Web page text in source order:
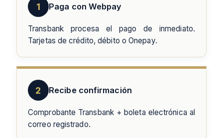
1 Paga con Webpay
Transbank procesa el pago de inmediato.
Tarjetas de crédito, débito o Onepay.
2 Recibe confirmación
Comprobante Transbank + boleta electrónica al
correo registrado.